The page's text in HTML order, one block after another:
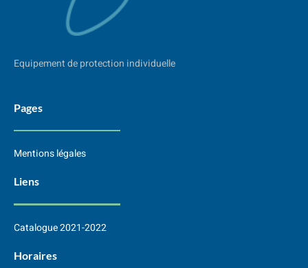
Equipement de protection individuelle
Pages
Mentions légales
Liens
Catalogue 2021-2022
Horaires